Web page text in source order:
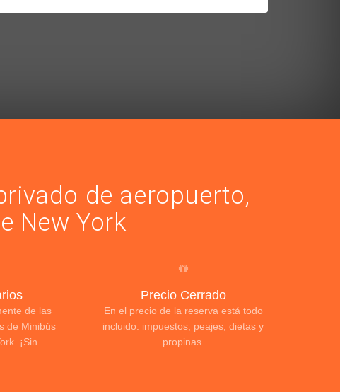
de aeropuerto,
New York
de las
de Minibús
¡Sin
Precio Cerrado
En el precio de la reserva está todo
incluido: impuestos, peajes, dietas y
propinas.